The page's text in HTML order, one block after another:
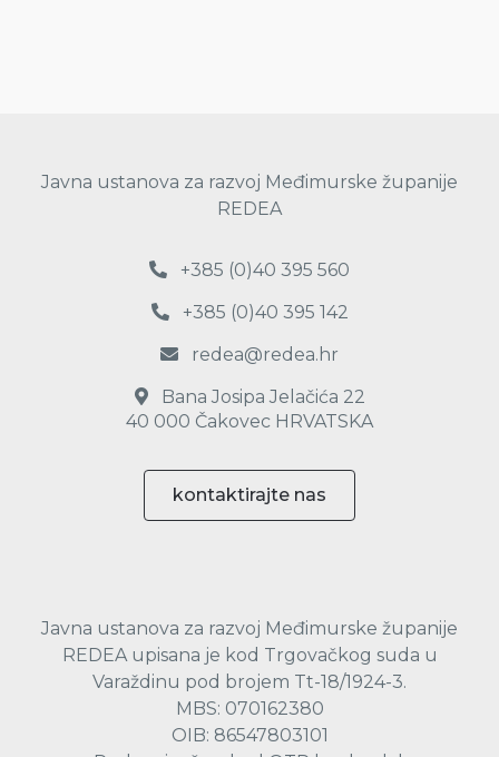
Javna ustanova za razvoj Međimurske županije
REDEA
+385 (0)40 395 560
+385 (0)40 395 142
redea@redea.hr
Bana Josipa Jelačića 22
40 000 Čakovec HRVATSKA
kontaktirajte nas
Javna ustanova za razvoj Međimurske županije
REDEA upisana je kod Trgovačkog suda u
Varaždinu pod brojem Tt-18/1924-3.
MBS: 070162380
OIB: 86547803101